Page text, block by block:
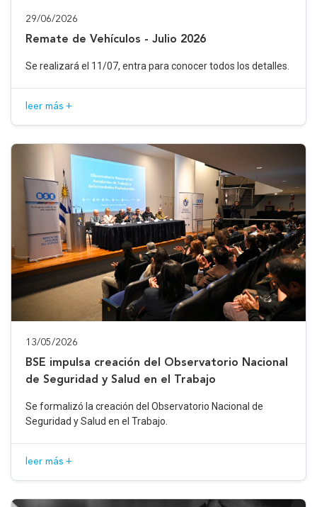
29/06/2026
Remate de Vehículos - Julio 2026
Se realizará el 11/07, entra para conocer todos los detalles.
leer más +
13/05/2026
BSE impulsa creación del Observatorio Nacional
de Seguridad y Salud en el Trabajo
Se formalizó la creación del Observatorio Nacional de
Seguridad y Salud en el Trabajo.
leer más +